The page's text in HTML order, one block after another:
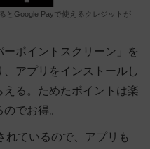
とGoogle Payで使えるクレジットが
ポイントスクリーン」を
アプリをインストールし
る。ためたポイントは楽
でお得。
れているので、アプリも